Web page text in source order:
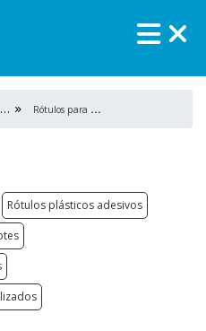
R
ótulos em mold label R
ótulos para garrafas de licor
Rótulos plásticos adesivos